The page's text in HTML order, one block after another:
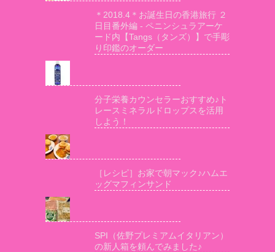
＊2018.4＊お誕生日の香港旅行 ２
日目番外編 - ペニンシュラアーケ
ード内【Tangs（タンズ）】で手彫
り印鑑のオーダー
分子栄養カウンセラーおすすめ♪ト
レースミネラルドロップスを活用
しよう！
［レシピ］お家で朝マック♪ハムエ
ッグマフィンサンド
SPI（佐野プレミアムイタリアン）
の新人箱を頼んでみました♪